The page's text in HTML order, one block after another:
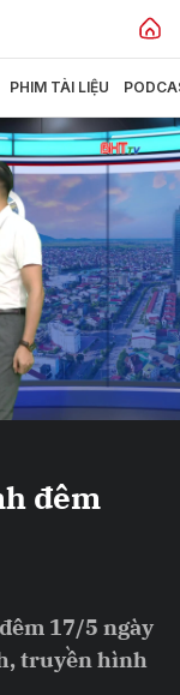
PHIM TÀI LIỆU
đêm
17/5 ngày
truyền hình